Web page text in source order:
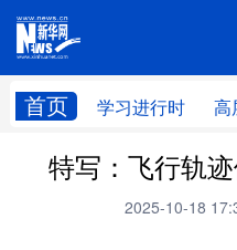
首页 学习进行时 高
网
学习进行时 高层
财经
特写：飞行轨
2025-10-18